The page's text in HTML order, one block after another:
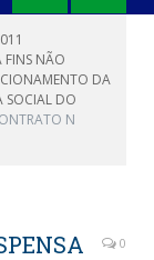
FINS NÃO
DA
SOCIAL DO
N
0